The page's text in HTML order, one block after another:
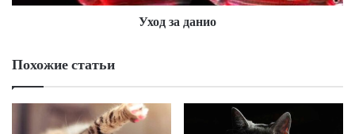
Уход за данио
Похожие статьи